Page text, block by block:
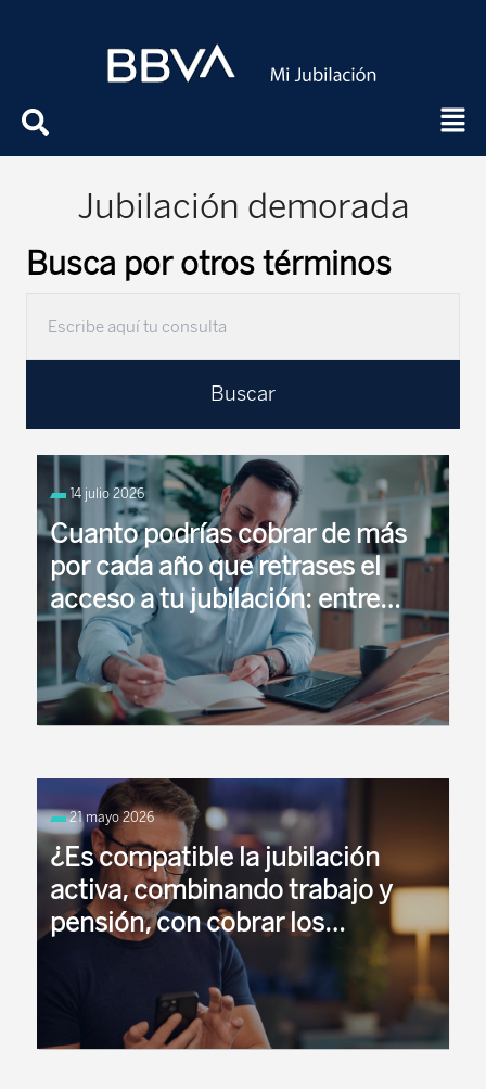
Jubilación demorada
Busca por otros términos
14 julio 2026
Cuanto podrías cobrar de más
por cada año que retrases el
acceso a tu jubilación: entre
4.800€ y 13.500€, o un 4% más
de pensión
Cualquier trabajador puede voluntariamente
retrasar su edad de jubilación una vez cumplido el
requisito de años necesarios para el acceso a su
jubilación ...
21 mayo 2026
¿Es compatible la jubilación
activa, combinando trabajo y
pensión, con cobrar los
incentivos por retraso de la edad
de jubilación?